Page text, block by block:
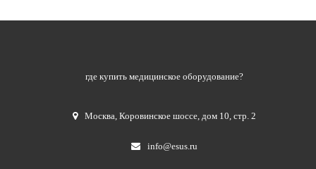
где купить медицинское оборудование?
Москва ,Коровинское шоссе, дом 10, стр. 2
info@esus.ru